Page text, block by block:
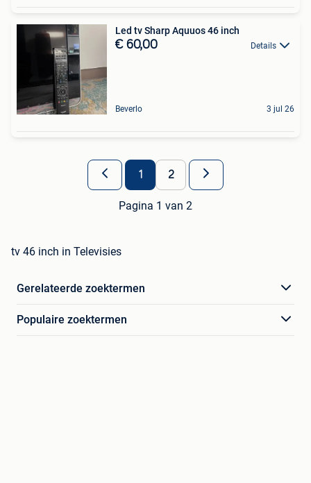
Led tv Sharp Aquuos 46 inch
€ 60,00 Details
Beverlo 3 jul 26
1 2
Pagina 1 van 2
tv 46 inch in Televisies
Gerelateerde zoektermen
Populaire zoektermen